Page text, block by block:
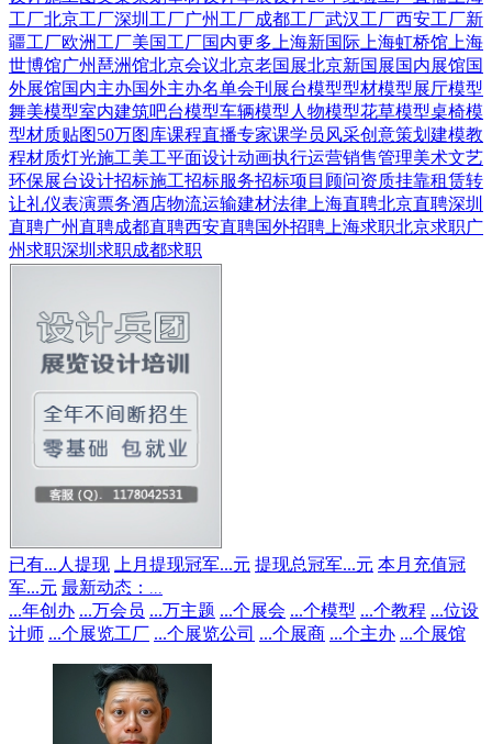
工厂北京工厂深圳工厂广州工厂成都工厂武汉工厂西安工厂新
疆工厂欧洲工厂美国工厂国内更多 上海新国际 上海虹桥馆 上海
世博馆广州琶洲馆北京会议北京老国展北京新国展国内展馆国
外展馆国内主办国外主办名单会刊 展台模型型材模型展厅模型
舞美模型室内建筑吧台模型车辆模型 人物模型花草模型桌椅模
型材质贴图50万图库课程直播专家课学员风采创意策划 建模教
程材质灯光施工美工平面设计动画执行运营销售管理美术文艺
环保展台设计招标施工招标服务招标项目顾问资质挂靠租赁转
让礼仪表演票务酒店物流运输建材法律 上海直聘北京直聘深圳
直聘广州直聘成都直聘西安直聘国外招聘 上海求职北京求职广
州求职深圳求职成都求职
已有... 人提现 上月提现冠军...元 提现总冠军...元 本月充值冠
军...元 最新动态：
...年创办 ...万会员 ...万主题 ...个展会 ...个模型 ...个教程 ...位设
计师 ...个展览工厂 ...个展览公司 ...个展商 ...个主办 ...个展馆